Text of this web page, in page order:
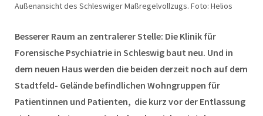
Außenansicht des Schleswiger Maßregelvollzugs. Foto: Helios
Besserer Raum an zentralerer Stelle: Die Klinik für
Forensische Psychiatrie in Schleswig baut neu. Und in
dem neuen Haus werden die beiden derzeit noch auf dem
Stadtfeld- Gelände befindlichen Wohngruppen für
Patientinnen und Patienten, die kurz vor der Entlassung